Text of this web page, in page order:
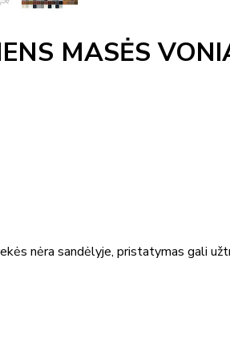
MASĖS
nėra sandėlyje, pristatymas gali